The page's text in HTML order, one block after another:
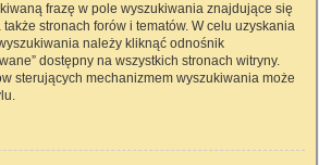
frazę w pole wyszukiwania znajdujące się
stronach forów i tematów. W celu uzyskania
należy kliknąć odnośnik
dostępny na wszystkich stronach witryny.
sterujących mechanizmem wyszukiwania może